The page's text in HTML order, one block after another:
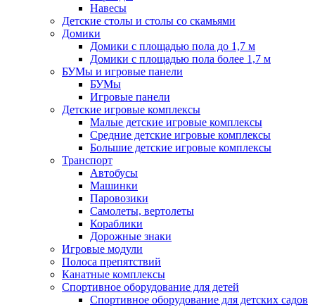
Навесы
Детские столы и столы со скамьями
Домики
Домики с площадью пола до 1,7 м
Домики с площадью пола более 1,7 м
БУМы и игровые панели
БУМы
Игровые панели
Детские игровые комплексы
Малые детские игровые комплексы
Средние детские игровые комплексы
Большие детские игровые комплексы
Транспорт
Автобусы
Машинки
Паровозики
Самолеты, вертолеты
Кораблики
Дорожные знаки
Игровые модули
Полоса препятствий
Канатные комплексы
Спортивное оборудование для детей
Спортивное оборудование для детских садов